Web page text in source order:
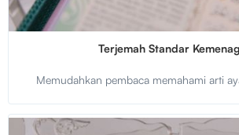
Terjemah Standar
Memudahkan pembaca memahami arti